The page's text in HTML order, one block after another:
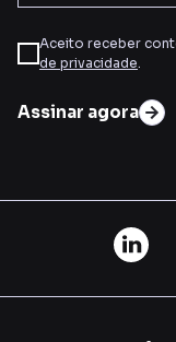
Aceito receber
de privacidade.
Assinar agora